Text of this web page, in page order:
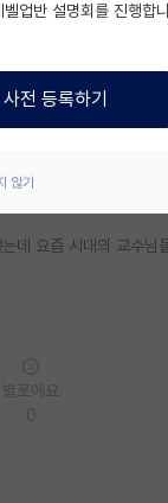
시더라
다시 컴백하셔서 10시
데 요즘 시대의 교수님
업반 설명회를 진행합
사전 등록하기
않기